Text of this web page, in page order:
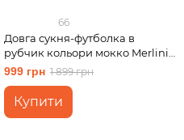
66
Довга сукня-футболка в
рубчик кольори мокко Merlini
Кассо 700000124 розмір 42-44
999 грн 1 899 грн
Купити